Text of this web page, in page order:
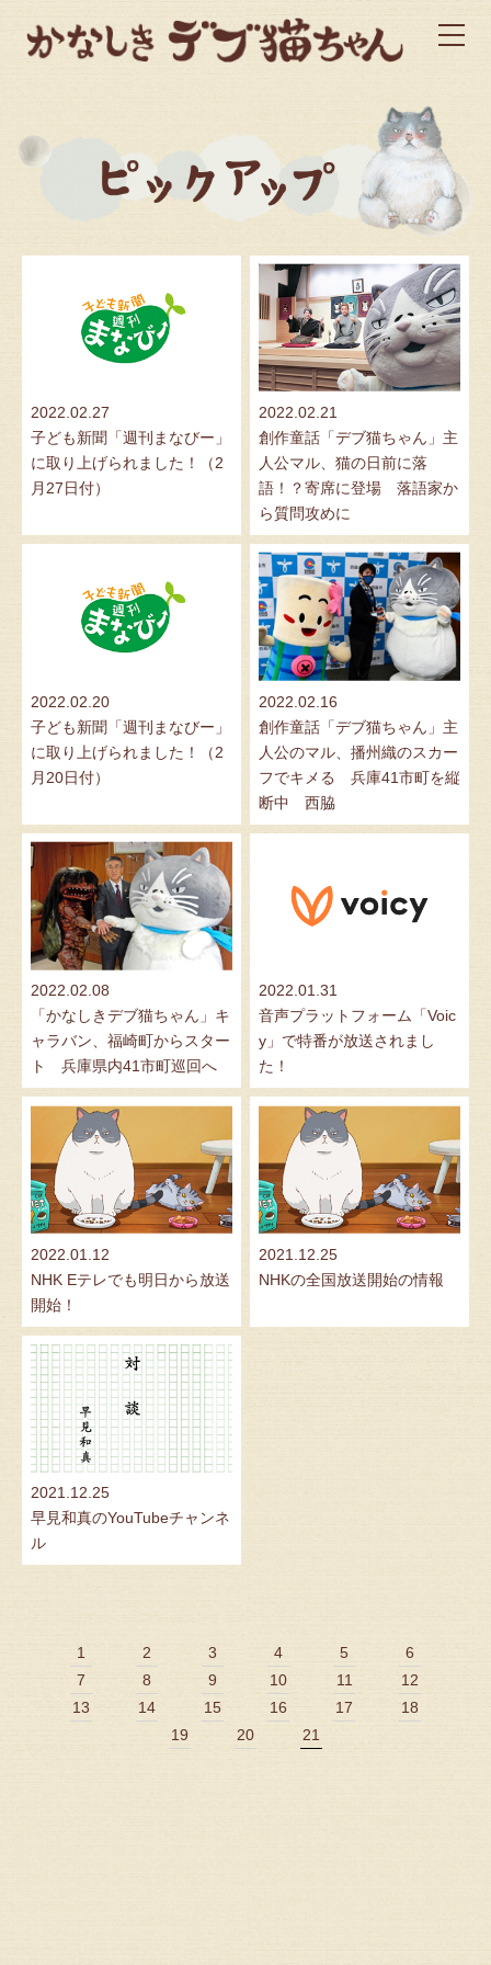
2022.02.27
子ども新聞「週刊まなびー」
に取り上げられました！（2
月27日付）
2022.02.21
創作童話「デブ猫ちゃん」主
人公マル、猫の日前に落
語！？寄席に登場 落語家か
ら質問攻めに
2022.02.20
子ども新聞「週刊まなびー」
に取り上げられました！（2
月20日付）
2022.02.16
創作童話「デブ猫ちゃん」主
人公のマル、播州織のスカー
フでキメる 兵庫41市町を縦
断中 西脇
2022.02.08
「かなしきデブ猫ちゃん」キ
ャラバン、福崎町からスター
ト 兵庫県内41市町巡回へ
2022.01.31
音声プラットフォーム「Voic
y」で特番が放送されまし
た！
2022.01.12
NHK Eテレでも明日から放送
開始！
2021.12.25
NHKの全国放送開始の情報
2021.12.25
早見和真のYouTubeチャンネ
ル
1 2 3 4 5
6
7
8 9 10 11
12
13
14 15 16 17
18
19
20 21